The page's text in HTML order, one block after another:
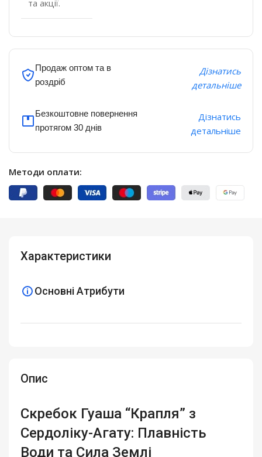
та акції.
Продаж оптом та в
роздріб
Дізнатись
детальніше
Безкоштовне повернення
протягом 30 днів
Дізнатись
детальніше
Методи оплати:
Опис
Скребок Гуаша “Крапля” з
Сердоліку-Агату: Плавність
Води та Сила Землі
Характеристики
Основні Атрибути